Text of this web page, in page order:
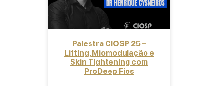
Palestra CIOSP 25 –
Lifting, Miomodulação e
Skin Tightening com
ProDeep Fios